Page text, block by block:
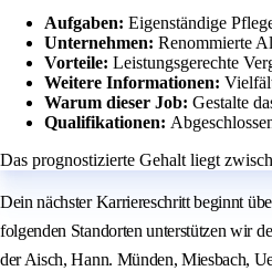
Aufgaben: Eigenständige
Unternehmen: Renommierte
Vorteile: Leistungsgerechte
Weitere Informationen:
Warum dieser Job: Gestalte
Qualifikationen:
Das prognostizierte Gehalt liegt
Dein nächster Karriereschritt beginnt
folgenden Standorten unterstützen wir
der Aisch, Hann. Münden, Miesbach,